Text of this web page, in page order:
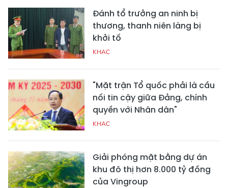
Đánh tổ trưởng an ninh bị
thương, thanh niên làng bị
khởi tố
KHAC
"Mặt trận Tổ quốc phải là cầu
nối tin cậy giữa Đảng, chính
quyền với Nhân dân"
KHAC
Giải phóng mặt bằng dự án
khu đô thị hơn 8.000 tỷ đồng
của Vingroup